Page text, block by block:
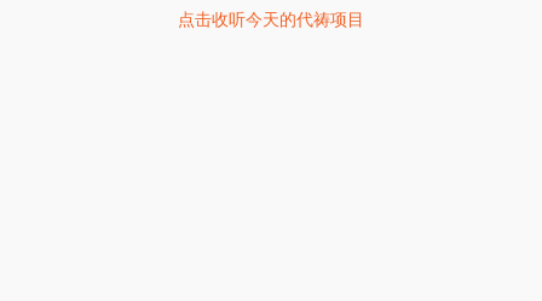
点击收听今天的代祷项目